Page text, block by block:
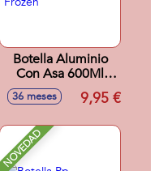
Botella Aluminio
Con Asa 600Ml
Frozen
36 meses 9,95 €
NOVEDAD